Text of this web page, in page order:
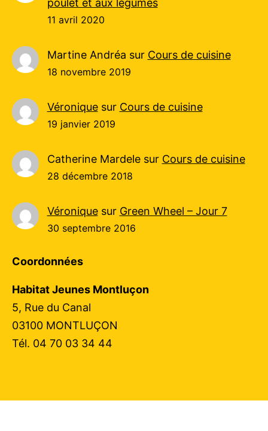
poulet et aux légumes
11 avril 2020
Martine Andréa sur Cours de cuisine
18 novembre 2019
Véroniquesur Cours de cuisine
19 janvier 2019
Catherine Mardelesur Cours de cuisine
28 décembre 2018
Véroniquesur Green Wheel – Jour 7
30 septembre 2016
Coordonnées
Habitat Jeunes Montluçon
5, Rue du Canal
03100 MONTLUÇON
Tél. 04 70 03 34 44